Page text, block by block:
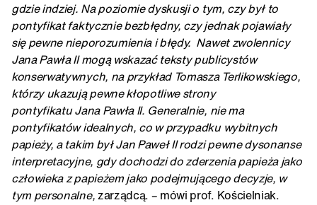
gdzie indziej. Na poziomie dyskusji o tym, czy był to
pontyfikat faktycznie bezbłędny, czy jednak pojawiały
się pewne nieporozumienia i błędy. Nawet zwolennicy
Jana Pawła II mogą wskazać teksty publicystów
konserwatywnych, na przykład Tomasza Terlikowskiego,
którzy ukazują pewne kłopotliwe strony
pontyfikatu Jana Pawła II. Generalnie, nie ma
pontyfikatów idealnych, co w przypadku wybitnych
papieży, a takim był Jan Paweł II rodzi pewne dysonanse
interpretacyjne, gdy dochodzi do zderzenia papieża jako
człowieka z papieżem jako podejmującego decyzje, w
tym personalne,zarządcą. – mówi prof. Kościelniak.